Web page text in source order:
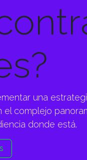
una
complejo
donde está.